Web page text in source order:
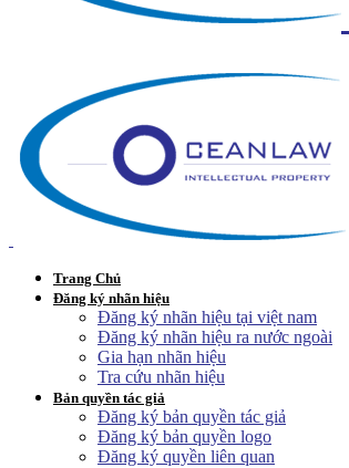
Trang Chủ
Đăng ký nhãn hiệu
Đăng ký nhãn hiệu tại việt nam
Đăng ký nhãn hiệu ra nước ngoài
Gia hạn nhãn hiệu
Tra cứu nhãn hiệu
Bản quyền tác giả
Đăng ký bản quyền tác giả
Đăng ký bản quyền logo
Đăng ký quyền liên quan